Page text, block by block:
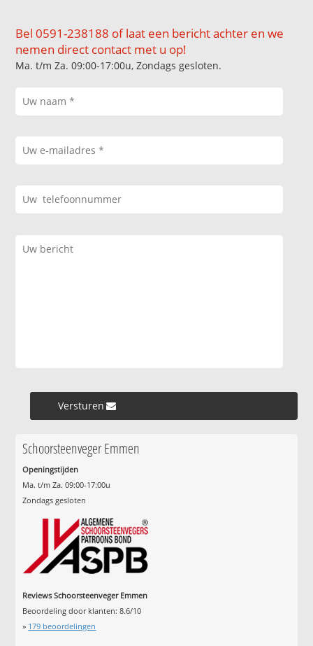
Bel 0591-238188 of laat een bericht achter en we
nemen direct contact met u op!
Ma. t/m Za. 09:00-17:00u, Zondags gesloten.
Versturen »
Schoorsteenveger Emmen
Openingstijden
Ma. t/m Za. 09:00-17:00u
Zondags gesloten
Reviews Schoorsteenveger Emmen
Beoordeling door klanten:8.6/10
» 179 beoordelingen